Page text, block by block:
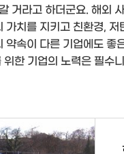
거라고 하더군요. 해외
치를 지키고 친환경, 저
속이 다른 기업에도 좋
위한 기업의 노력은 필수